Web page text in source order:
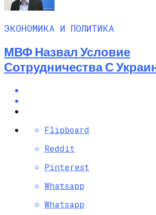
ЭКОНОМИКА И ПОЛИТИКА
МВФ Назвал Условие
Сотрудничества С
Flipboard
Reddit
Pinterest
Whatsapp
Whatsapp